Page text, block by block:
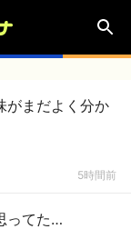
がまだよく分か
5時間前
ってた…